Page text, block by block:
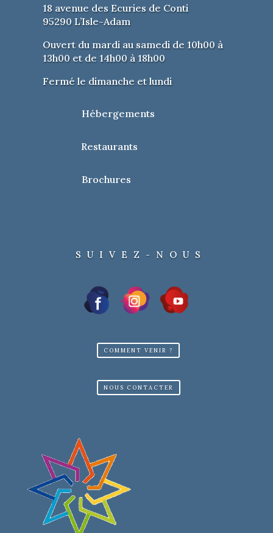
18 avenue des Ecuries de Conti
95290 L’Isle-Adam
Ouvert du mardi au samedi de 10h00 à
13h00 et de 14h00 à 18h00
Fermé le dimanche et lundi
Hébergements
Restaurants
Brochures
SUIVEZ-NOUS
COMMENT VENIR ?
NOUS CONTACTER